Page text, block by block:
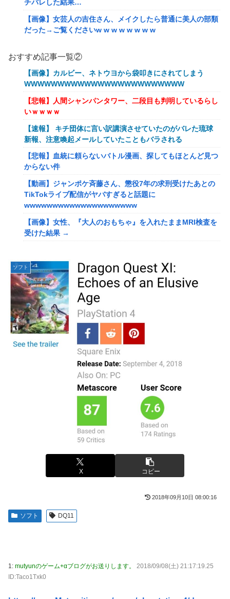
チバレした結果…
【画像】女芸人の吉住さん、メイクしたら普通に美人の部類
だった→ご覧くださいw w w w w w w w
女性「20歳で一括購入したアルファード素敵！」←レンタカ
ーだろと批判殺到
女性「20歳で一括購入したアルファード素敵！」←レンタカ
ーだろと批判殺到
【えぇ…】シャインマスカット約200房を盗んだ男の自宅を
調べた結果ｗｗｗｗｗｗｗｗ
なぜ自民党批判だけは表現の自由ではないのか
【速報】tuki.(17)ちゃん、えちえち色白ボディを公開
wwwwwwwww
【ガンプラ】 もしRGでサブキャラガンダム出してくれると
転生したらお気楽貴族生活が出来ると思ってたのに… 第19
話
情を告白
【画像】露悪アニメ化ブーム、はじまるｗｗｗｗｗｗｗ
【画像】ADHDとの旅行、大変すぎておわるwwwwww
【ワンピース】ミホークさん、イム様による伝説の武器19本
登場で「世界最強」の格がついに怪しくなってきてしまうｗ
ｗｗｗ
【動画】有名女優、アニソン盆踊りにブチ切れ「日本の品格
が落ちたと思いました」
【悲報】イオン、完全にヤケクソになるｗｗｗｗ
中国「大洪水！」三峡ダム「急激に流入が増える（決壊危
機」中国ダム「老朽化（耐久力低下」三峡ダム「基礎部分破
損」台風13号「非常に強い勢力で三峡直撃予測」→
初見で「勝てるわけないやろくそったれ…」って思ったゲー
【ウマ娘】スティルと別れた後にハローさんと飲みに行きた
浦野芽良アナ ピタピタ透けニットの乗せ乳！！【GIF動画
あり】
つ…」ってなるシーンｗｗｗｗ
おすすめ記事一覧②
【画像】カルビー、ネトウヨから袋叩きにされてしまう
WWWWWWWWWWWWWWWWWWWWWWWW
【悲報】人間シャンパンタワー、二段目も判明しているらし
いｗｗｗｗ
【速報】 キチ団体に言い訳講演させていたのがバレた琉球
新報、注意喚起メールしていたこともバラされる
【悲報】血統に頼らないバトル漫画、探してもほとんど見つ
からない件
【動画】ジャンポケ斉藤さん、懲役7年の求刑受けたあとの
TikTokライブ配信がヤバすぎると話題に
wwwwwwwwwwwwwwwwwwww
【画像】女性、『大人のおもちゃ』を入れたままMRI検査を
受けた結果 →
トランプ「イランが核兵器を作れば、イタリアを2分で消滅
させる」メローニ「核を持っている国で実際に使ったアホは
アメリカだけｗ」
【悲報】八王子の夏祭り、衛生管理終わってた
レインボー池田、超美人女子アナと結婚wwwwwww
【速報】日本人達、ようやく気づいた模様・・・・・
海外「日本人は何に使ってるんだ？」 世界的ブームの日本
の食品、買ってみたものの使い道が分からない外国人が続出
【悲報】ショートスリーパー堀大輔さん、誹謗中傷コメント
が1万件を越えて号泣してしまうｗｗｗｗｗ
「神聖なる場所です」靖国神社、境内におけるコスプレや軍
【衝撃】浜辺美波さん、『コレ』が苦手なタイプだった！？
海外F1記者「ホンダは2027年もしくは2028年のはじめには
ない
【艦これ】天津風の憂鬱 他
ソフト
X コピー
2018年09月10日 08:00:16
ソフト DQ11
1: mutyunのゲーム+αブログがお送りします。
2018/09/08(土) 21:17:19.25
ID:Taco1Txk0